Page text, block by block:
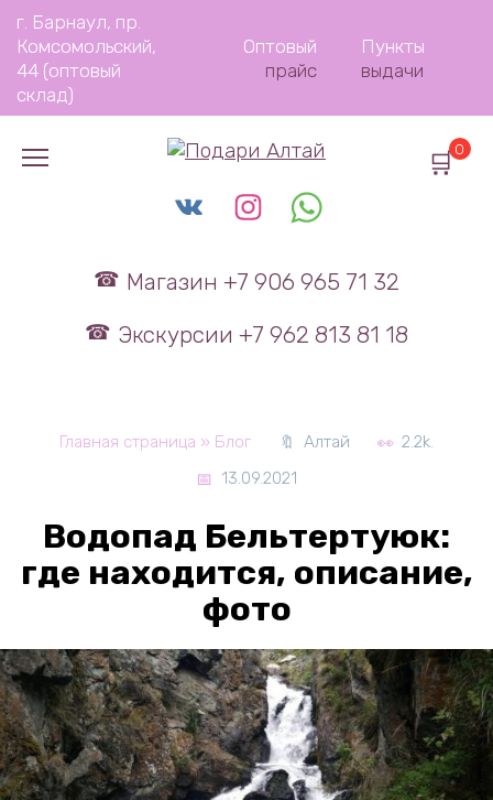
Перейти
содержанию
г. Барнаул, пр.
Комсомольский,
44 (оптовый
склад)
Оптовый
прайс
Пункты
выдачи
Магазин +7 906 965 71 32
Экскурсии +7 962 813 81 18
0
Главная страница » Блог Алтай
2.2k.
13.09.2021
Водопад Бельтертуюк:
где находится, описание,
фото